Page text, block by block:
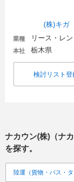
(株)キガ
業種 リース・レ
本社 栃木県
検討リスト登
ナカウン(株)（ナ
を探す。
陸運（貨物・バス・タ